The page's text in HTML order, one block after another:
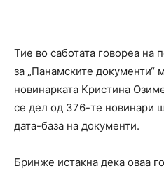
Тие во саботата говореа на
за „Панамските документи“
новинарката Кристина
се дел од 376-те новинари
дата-база на документи.
Бринже истакна дека оваа